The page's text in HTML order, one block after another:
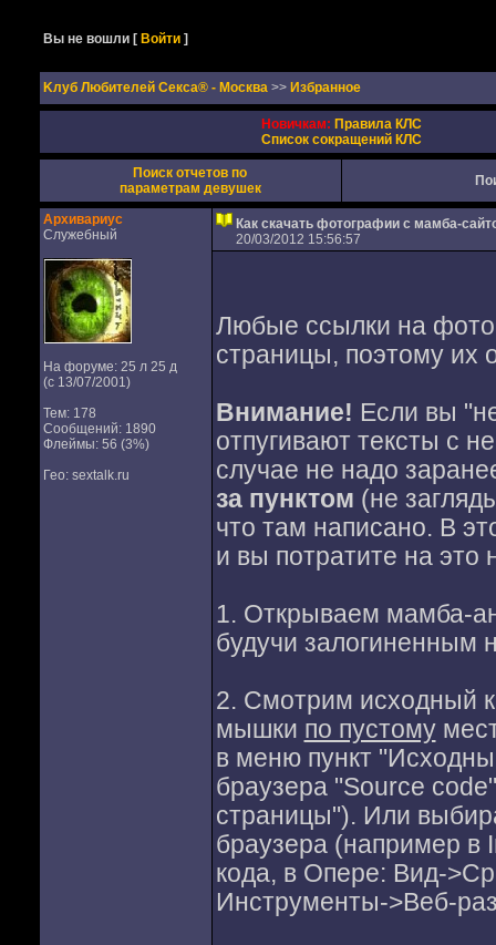
Вы не вошли [Войти ]
Kлуб Любителей Секса® - Москва >> Избранное
Новичкам: Правила КЛС
Список сокращений КЛС
Поиск отчетов по
параметрам девушек
Архивариус
Служебный
На форуме: 25 л 25 д
(с 13/07/2001)
Тем: 178
Сообщений: 1890
Флеймы: 56 (3%)
Гео: sextalk.ru
Как скачать фотографии с мамба-
20/03/2012 15:56:57
Любые ссылки на
страницы, поэтому их
Внимание! Если вы
отпугивают тексты с
случае не надо
за пунктом (не
что там написано. В
и вы потратите на это
1. Открываем мамба-
будучи залогиненным
2. Смотрим исходный
мышки по пустому
в меню пункт
браузера "Source
страницы"). Или
браузера (например в
кода, в Опере: Вид-
Инструменты->Веб-